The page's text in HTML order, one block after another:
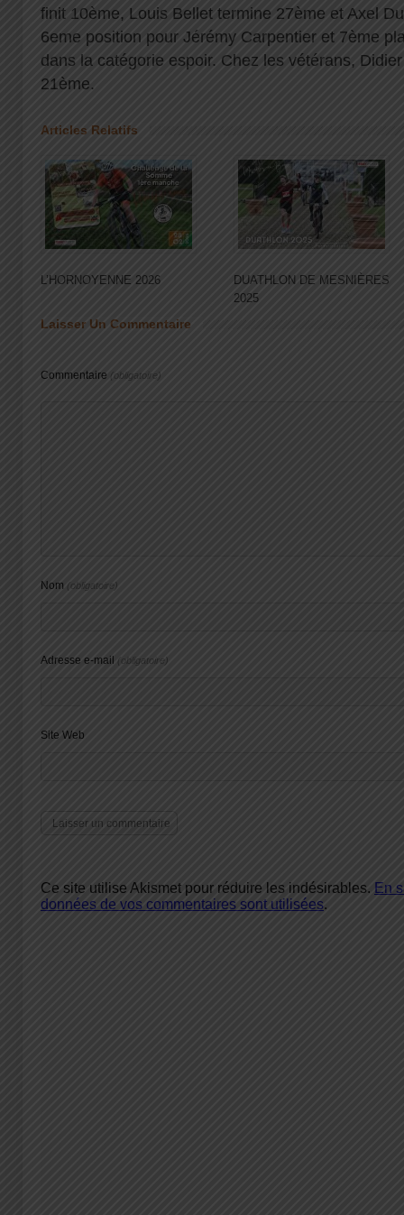
finit 10ème, Louis Bellet termine 27ème et Axel
6eme position pour Jérémy Carpentier et 7ème
dans la catégorie espoir. Chez les vétérans,
21ème.
Articles Relatifs
L’HORNOYENNE 2026
DUATHLON DE MESNIÈRES
2025
Laisser Un Commentaire
Commentaire (obligatoire)
Nom (obligatoire)
Adresse e-mail (obligatoire)
Site Web
Ce site utilise Akismet pour réduire les indésirables. En
données de vos commentaires sont utilisées.